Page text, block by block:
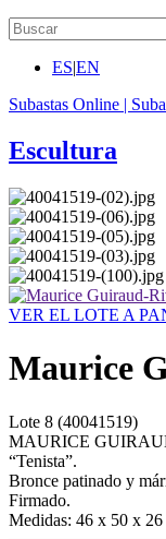
ES|EN
Subastas Online |
Escultura
VER EL LOTE A
Maurice
Lote 8 (40041519)
MAURICE
“Tenista”.
Bronce patinado y
Firmado.
Medidas: 46 x 50 x 26